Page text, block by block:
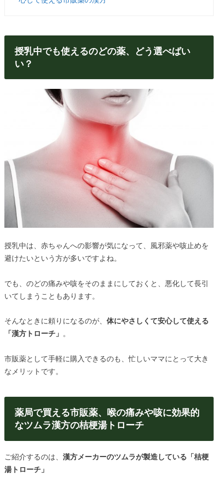
授乳中でも使えるのどの薬、どう選べばい
い？
授乳中は、赤ちゃんへの影響が気になって、風邪薬や咳止めを
避けたいという方が多いですよね。
でも、のどの痛みや咳をそのままにしておくと、悪化して長引
いてしまうこともあります。
そんなときに頼りになるのが、 体にやさしくて安心して使える
「漢方トローチ」 。
市販薬として手軽に購入できるのも、忙しいママにとって大き
なメリットです。
薬局で買える市販薬、喉の痛みや咳に効果的
なツムラ漢方の桔梗湯トローチ
ご紹介するのは、 漢方メーカーのツムラが製造している「桔梗
湯トローチ」